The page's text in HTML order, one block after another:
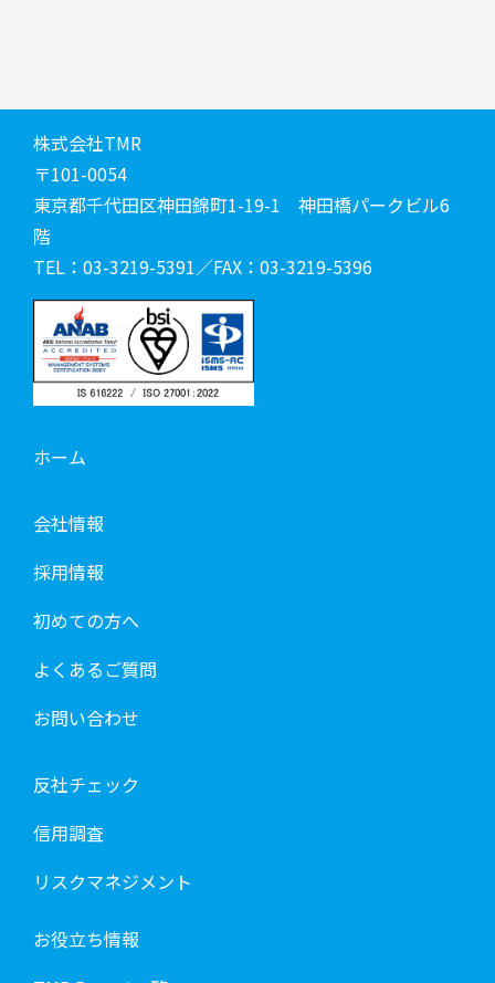
株式会社TMR
〒101-0054
東京都千代田区神田錦町1-19-1 神田橋パークビル6
階
TEL：03-3219-5391／FAX：03-3219-5396
ホーム
会社情報
採用情報
初めての方へ
よくあるご質問
お問い合わせ
反社チェック
信用調査
リスクマネジメント
お役立ち情報